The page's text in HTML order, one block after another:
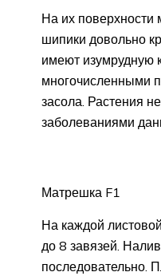
На их поверхности
шипики довольно
имеют изумрудную
многочисленными
засола. Растения
заболеваниями
Матрешка F1
На каждой
до 8 завязей.
последовательно.